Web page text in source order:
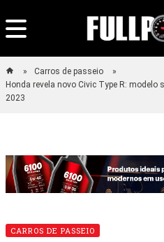
Carros de passeio
Honda revela novo Civic Type R: modelo
2023
CARROS DE PASSEIO